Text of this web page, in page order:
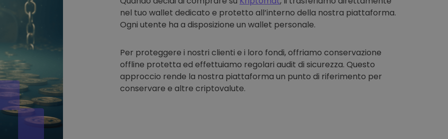
nel tuo wallet dedicato e protetto all’interno della nostra piattaforma.
Ogni utente ha a disposizione un wallet personale.
Per proteggere i nostri clienti e i loro fondi, offriamo conservazione
offline protetta ed effettuiamo regolari audit di sicurezza. Questo
approccio rende la nostra piattaforma un punto di riferimento per
conservare e altre criptovalute.